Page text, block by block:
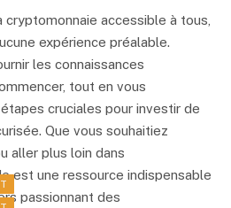
cryptomonnaie accessible à tous,
expérience préalable.
les connaissances
tout en vous
cruciales pour investir de
Que vous souhaitiez
aller plus loin dans
est une ressource indispensable
passionnant des